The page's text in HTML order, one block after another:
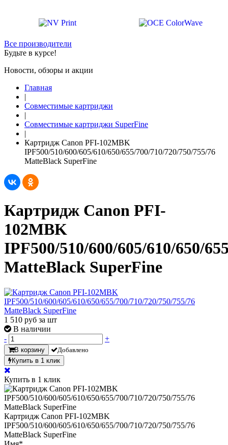
Все производители
Будьте в курсе!
Новости, обзоры и акции
Главная
|
Совместимые картриджи
|
Совместимые картриджи SuperFine
|
Картридж Canon PFI-102MBK
IPF500/510/600/605/610/650/655/700/710/720/750/755/76
MatteBlack SuperFine
Картридж Canon PFI-
102MBK
IPF500/510/600/605/610/650/
MatteBlack SuperFine
1 510 руб за шт
В наличии
-
+
В корзину
Добавлено
Купить в 1 клик
Купить в 1 клик
Картридж Canon PFI-102MBK
IPF500/510/600/605/610/650/655/700/710/720/750/755/76
MatteBlack SuperFine